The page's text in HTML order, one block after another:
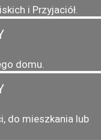
i Przyjaciół.
domu.
do mieszkania lub